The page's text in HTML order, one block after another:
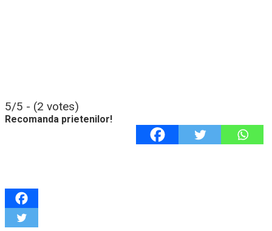
5/5 - (2 votes)
Recomanda prietenilor!